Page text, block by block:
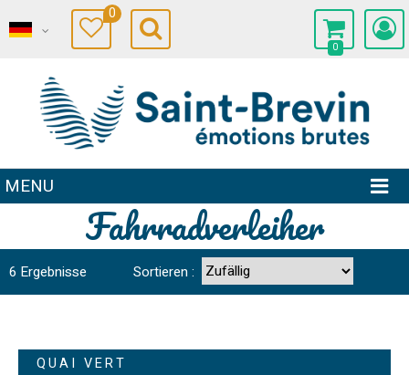
0
0
MENU
Fahrradverleiher
6 Ergebnisse Sortieren :
QUAI VERT